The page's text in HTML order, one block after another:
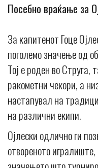
Посебно враќање за
За капитенот Гоце
поголемо значење од
Тој е роден во Струга,
ракометни чекори, а
настапувал на
на различни екипи.
Ојлески одлично ги
отвореното